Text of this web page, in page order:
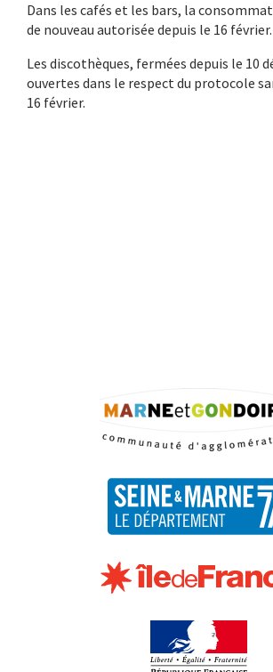
Dans les cafés et les bars, la
de nouveau autorisée depuis le 16 février.
Les discothèques, fermées depuis le 10
ouvertes dans le respect du protocole
16 février.